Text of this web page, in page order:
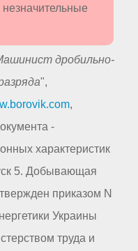
незначительные
дробильно-
",
,
-
характеристик
5. Добывающая
приказом N
Украины
труда и